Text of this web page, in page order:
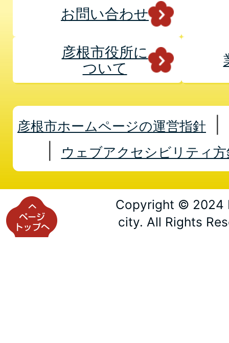
お問い合わせ
彦根市役所に
ついて
彦根市ホームページの運営指針
ウェブアクセシビリティ方
Copyright © 2024
city. All Rights